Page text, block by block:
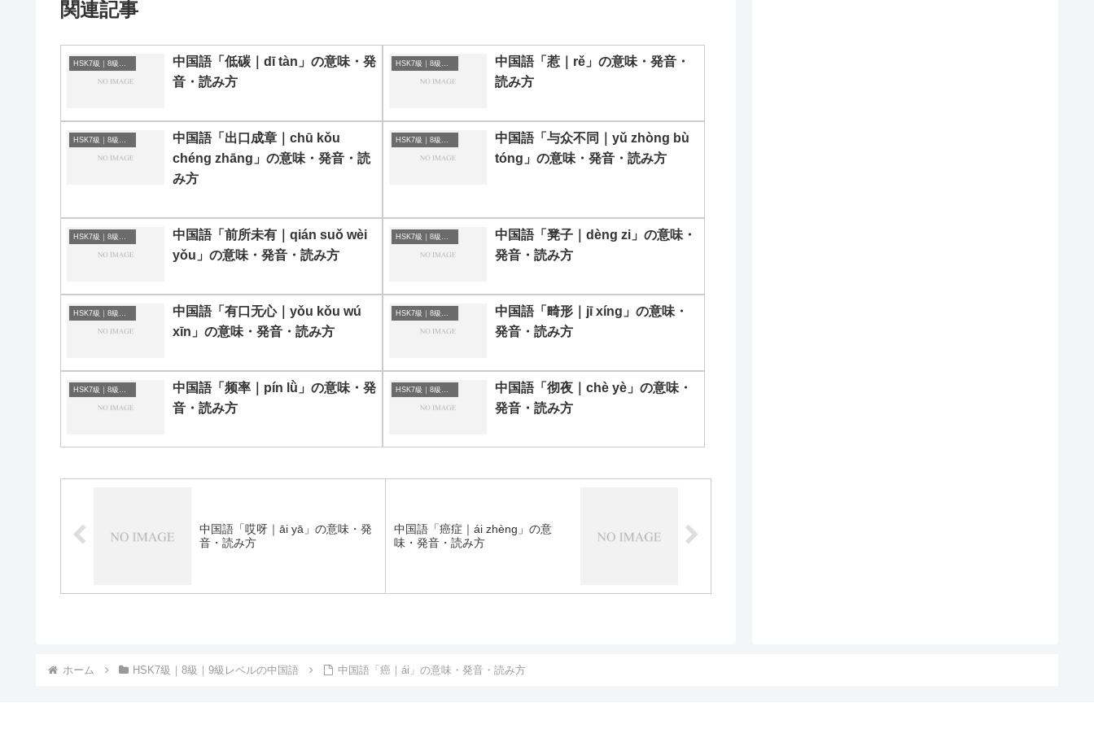
関連記事
中国語「低碳｜dī tàn」の意味・発
音・読み方
中国語「惹｜rě」の意味・発音・
読み方
中国語「出口成章｜chū kǒu
chéng zhāng」の意味・発音・読
み方
中国語「与众不同｜yǔ zhòng bù
tóng」の意味・発音・読み方
中国語「前所未有｜qián suǒ wèi
yǒu」の意味・発音・読み方
中国語「凳子｜dèng zi」の意味・
発音・読み方
中国語「有口无心｜yǒu kǒu wú
xīn」の意味・発音・読み方
中国語「畸形｜jī xíng」の意味・
発音・読み方
中国語「频率｜pín lǜ」の意味・発
音・読み方
中国語「彻夜｜chè yè」の意味・
発音・読み方
中国語「哎呀｜āi yā」の意味・発
音・読み方
中国語「癌症｜ái zhèng」の意
味・発音・読み方
ホーム HSK7級｜8級｜9級レベルの中国語 中国語「癌｜ái」の意味・発音・読み方